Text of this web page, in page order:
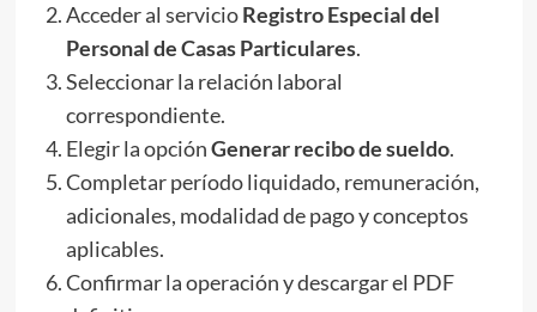
Acceder al servicioRegistro Especial del
Personal de Casas Particulares.
Seleccionar la relación laboral
correspondiente.
Elegir la opciónGenerar recibo de sueldo.
Completar período liquidado, remuneración,
adicionales, modalidad de pago y conceptos
aplicables.
Confirmar la operación y descargar el PDF